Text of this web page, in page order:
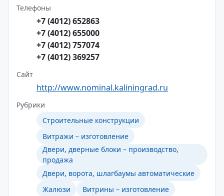
Телефоны
+7 (4012) 652863
+7 (4012) 655000
+7 (4012) 757074
+7 (4012) 369257
Сайт
http://www.nominal.kaliningrad.ru
Рубрики
Строительные конструкции
Витражи – изготовление
Двери, дверные блоки – производство,
продажа
Двери, ворота, шлагбаумы автоматические
Жалюзи
Витрины – изготовление